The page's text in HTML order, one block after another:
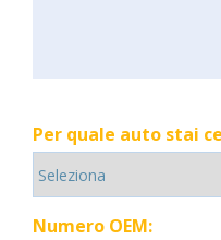
Per quale auto stai
Numero OEM: